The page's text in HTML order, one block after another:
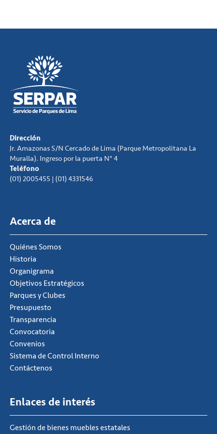
Dirección
Jr. Amazonas S/N Cercado de Lima (Parque Metropolitana La
Muralla). Ingreso por la puerta N° 4
Teléfono
(01) 2005455 | (01) 4331546
Acerca de
Quiénes Somos
Historia
Organigrama
Objetivos Estratégicos
Parques y Clubes
Presupuesto
Transparencia
Convocatoria
Convenios
Sistema de Control Interno
Contáctenos
Enlaces de interés
Gestión de bienes muebles estatales